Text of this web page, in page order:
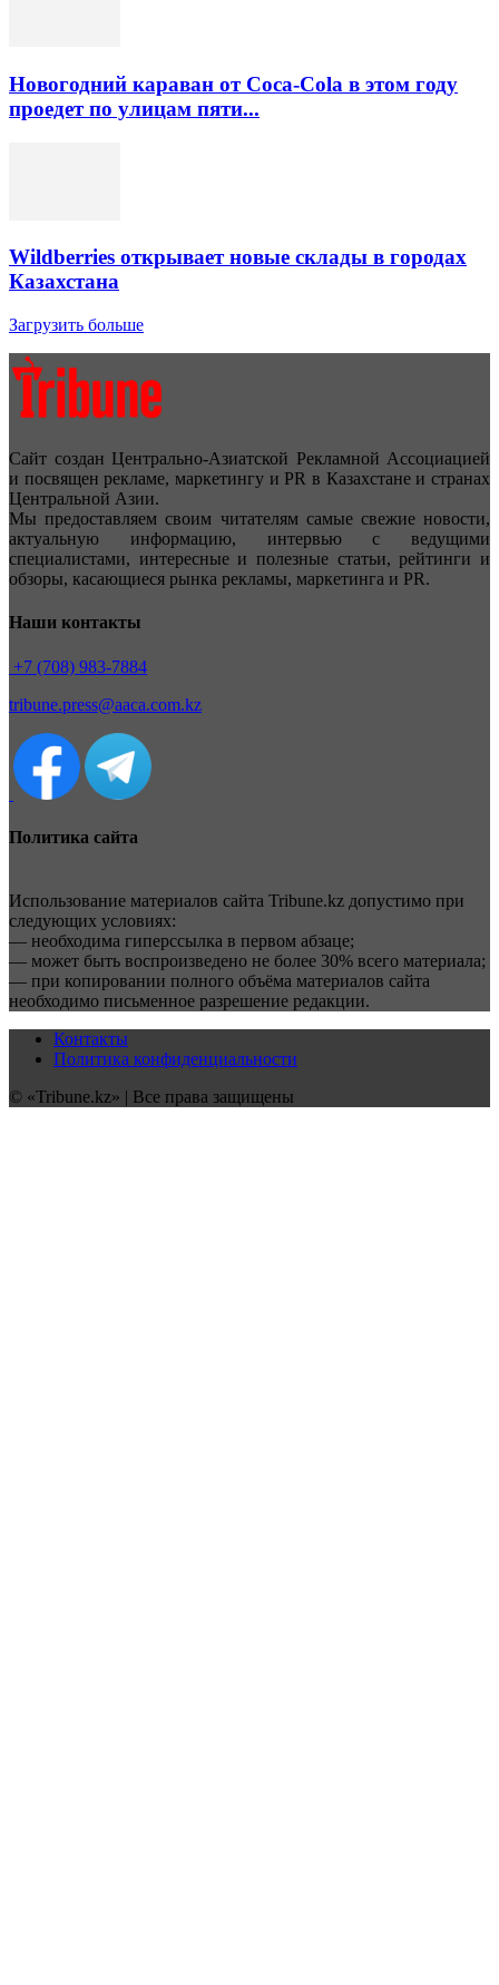
Новогодний караван от Coca-Cola в этом году
проедет по улицам пяти...
Wildberries открывает новые склады в городах
Казахстана
Загрузить больше
Сайт создан Центрально-Азиатской Рекламной Ассоциацией
и посвящен рекламе, маркетингу и PR в Казахстане и странах
Центральной Азии.
Мы предоставляем своим читателям самые свежие новости,
актуальную информацию, интервью с ведущими
специалистами, интересные и полезные статьи, рейтинги и
обзоры, касающиеся рынка рекламы, маркетинга и PR.
Наши контакты
+7 (708) 983-7884
tribune.press@aaca.com.kz
Политика сайта
Использование материалов сайта Tribune.kz допустимо при
следующих условиях:
— необходима гиперссылка в первом абзаце;
— может быть воспроизведено не более 30% всего материала;
— при копировании полного объёма материалов сайта
необходимо письменное разрешение редакции.
Контакты
Политика конфиденциальности
© «Tribune.kz» | Все права защищены